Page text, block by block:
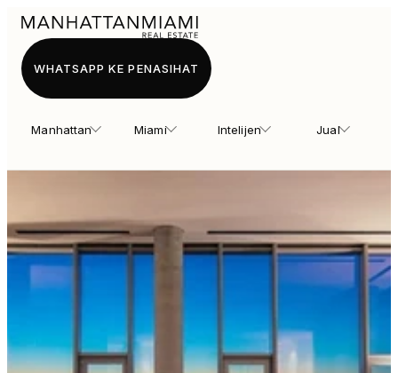
Manhattan Miami Intelijen Jual
WHATSAPP KE PENASIHAT